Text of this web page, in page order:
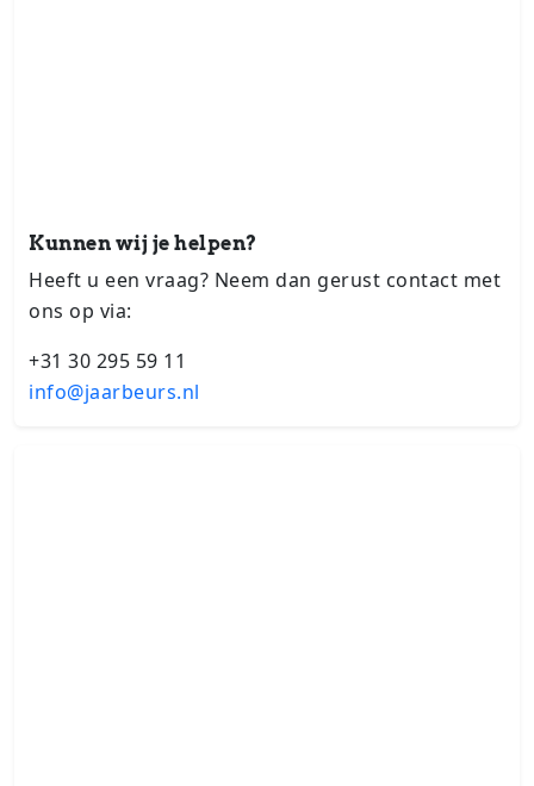
Kunnen wij je helpen?
Heeft u een vraag? Neem dan gerust contact met
ons op via:
+31 30 295 59 11
info@jaarbeurs.nl